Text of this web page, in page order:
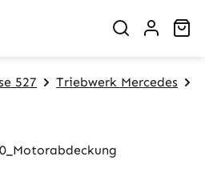
527
Triebwerk Mercedes